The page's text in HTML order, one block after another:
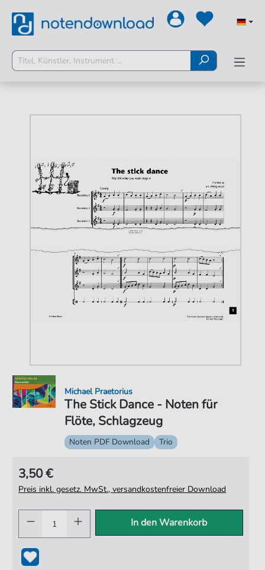
The Stick Dance - Noten für
Flöte, Schlagzeug
Michael Praetorius
Noten PDF Download Trio
3,50 €
Preis inkl. gesetz. MwSt., versandkostenfreier Download
In den Warenkorb